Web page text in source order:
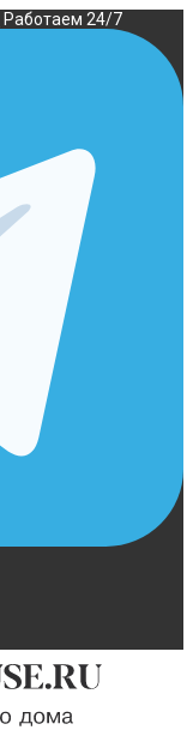
Работаем 24/7